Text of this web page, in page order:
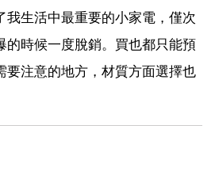
我生活中最重要的小家電，僅次
的時候一度脫銷。買也都只能預
要注意的地方，材質方面選擇也